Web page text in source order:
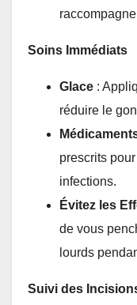
Soins Immédiats
Glace :
réduire le
prescrits
infections.
Évitez les
de vous
lourds
Suivi des